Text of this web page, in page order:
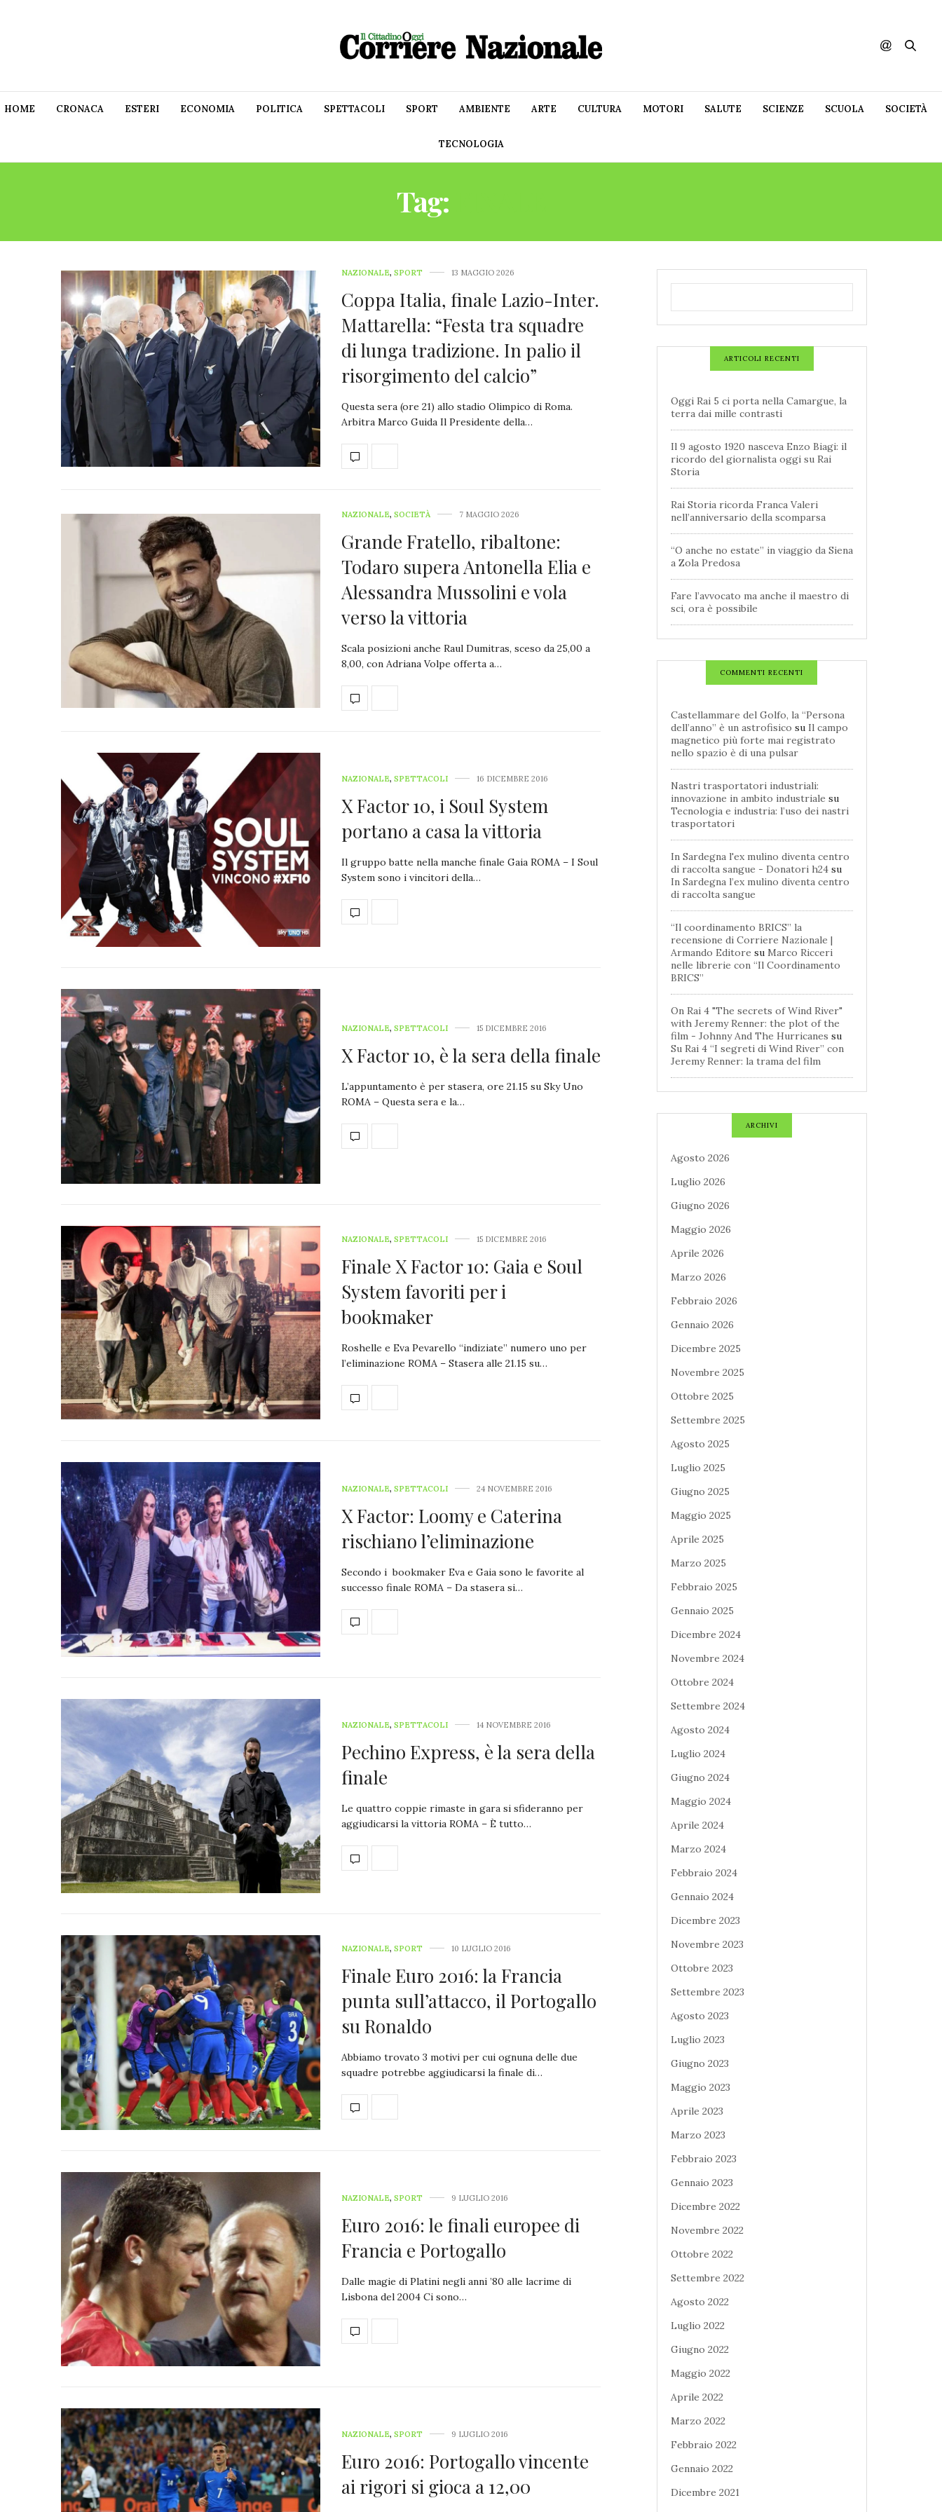
HOME CRONACA ESTERI ECONOMIA POLITICA SPETTACOLI SPORT AMBIENTE ARTE CULTURA MOTORI SALUTE SCIENZE SCUOLA SOCIETÀ
TECNOLOGIA
Tag:
NAZIONALE, SPORT 13 MAGGIO 2026
Coppa Italia, finale Lazio-Inter.
Mattarella: “Festa tra squadre
di lunga tradizione. In palio il
risorgimento del calcio”
Questa sera (ore 21) allo stadio Olimpico di Roma.
Arbitra Marco Guida Il Presidente della…
NAZIONALE, SOCIETÀ 7 MAGGIO 2026
Grande Fratello, ribaltone:
Todaro supera Antonella Elia e
Alessandra Mussolini e vola
verso la vittoria
Scala posizioni anche Raul Dumitras, sceso da 25,00 a
8,00, con Adriana Volpe offerta a…
NAZIONALE, SPETTACOLI 16 DICEMBRE 2016
X Factor 10, i Soul System
portano a casa la vittoria
Il gruppo batte nella manche finale Gaia ROMA – I Soul
System sono i vincitori della…
NAZIONALE, SPETTACOLI 15 DICEMBRE 2016
X Factor 10, è la sera della finale
L’appuntamento è per stasera, ore 21.15 su Sky Uno
ROMA – Questa sera e la…
NAZIONALE, SPETTACOLI 15 DICEMBRE 2016
Finale X Factor 10: Gaia e Soul
System favoriti per i
bookmaker
Roshelle e Eva Pevarello “indiziate” numero uno per
l’eliminazione ROMA – Stasera alle 21.15 su…
NAZIONALE, SPETTACOLI 24 NOVEMBRE 2016
X Factor: Loomy e Caterina
rischiano l’eliminazione
Secondo i bookmaker Eva e Gaia sono le favorite al
successo finale ROMA – Da stasera si…
NAZIONALE, SPETTACOLI 14 NOVEMBRE 2016
Pechino Express, è la sera della
finale
Le quattro coppie rimaste in gara si sfideranno per
aggiudicarsi la vittoria ROMA – È tutto…
NAZIONALE, SPORT 10 LUGLIO 2016
Finale Euro 2016: la Francia
punta sull’attacco, il Portogallo
su Ronaldo
Abbiamo trovato 3 motivi per cui ognuna delle due
squadre potrebbe aggiudicarsi la finale di…
NAZIONALE, SPORT 9 LUGLIO 2016
Euro 2016: le finali europee di
Francia e Portogallo
Dalle magie di Platini negli anni ’80 alle lacrime di
Lisbona del 2004 Ci sono…
NAZIONALE, SPORT 9 LUGLIO 2016
Euro 2016: Portogallo vincente
ai rigori si gioca a 12,00
ARTICOLI RECENTI
Oggi Rai 5 ci porta nella Camargue, la
terra dai mille contrasti
Il 9 agosto 1920 nasceva Enzo Biagi: il
ricordo del giornalista oggi su Rai
Storia
Rai Storia ricorda Franca Valeri
nell’anniversario della scomparsa
“O anche no estate” in viaggio da Siena
a Zola Predosa
Fare l’avvocato ma anche il maestro di
sci, ora è possibile
COMMENTI RECENTI
Castellammare del Golfo, la “Persona
dell’anno” è un astrofisico su Il campo
magnetico più forte mai registrato
nello spazio è di una pulsar
Nastri trasportatori industriali:
innovazione in ambito industriale su
Tecnologia e industria: l’uso dei nastri
trasportatori
In Sardegna l'ex mulino diventa centro
di raccolta sangue - Donatori h24 su
In Sardegna l’ex mulino diventa centro
di raccolta sangue
“Il coordinamento BRICS” la
recensione di Corriere Nazionale |
Armando Editore su Marco Ricceri
nelle librerie con “Il Coordinamento
BRICS”
On Rai 4 "The secrets of Wind River"
with Jeremy Renner: the plot of the
film - Johnny And The Hurricanes su
Su Rai 4 “I segreti di Wind River” con
Jeremy Renner: la trama del film
ARCHIVI
Agosto 2026
Luglio 2026
Giugno 2026
Maggio 2026
Aprile 2026
Marzo 2026
Febbraio 2026
Gennaio 2026
Dicembre 2025
Novembre 2025
Ottobre 2025
Settembre 2025
Agosto 2025
Luglio 2025
Giugno 2025
Maggio 2025
Aprile 2025
Marzo 2025
Febbraio 2025
Gennaio 2025
Dicembre 2024
Novembre 2024
Ottobre 2024
Settembre 2024
Agosto 2024
Luglio 2024
Giugno 2024
Maggio 2024
Aprile 2024
Marzo 2024
Febbraio 2024
Gennaio 2024
Dicembre 2023
Novembre 2023
Ottobre 2023
Settembre 2023
Agosto 2023
Luglio 2023
Giugno 2023
Maggio 2023
Aprile 2023
Marzo 2023
Febbraio 2023
Gennaio 2023
Dicembre 2022
Novembre 2022
Ottobre 2022
Settembre 2022
Agosto 2022
Luglio 2022
Giugno 2022
Maggio 2022
Aprile 2022
Marzo 2022
Febbraio 2022
Gennaio 2022
Dicembre 2021